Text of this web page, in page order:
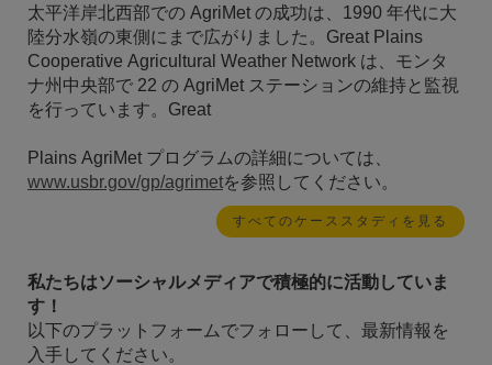
太平洋岸北西部での AgriMet の成功は、1990 年代に大
陸分水嶺の東側にまで広がりました。Great Plains
Cooperative Agricultural Weather Network は、モンタ
ナ州中央部で 22 の AgriMet ステーションの維持と監視
を行っています。Great
Plains AgriMet プログラムの詳細については、
www.usbr.gov/gp/agrimetを参照してください。
すべてのケーススタディを見る
私たちはソーシャルメディアで積極的に活動していま
す！
以下のプラットフォームでフォローして、最新情報を
入手してください。